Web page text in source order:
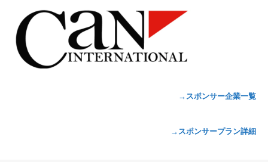
→スポンサー企業一覧
→スポンサープラン詳細